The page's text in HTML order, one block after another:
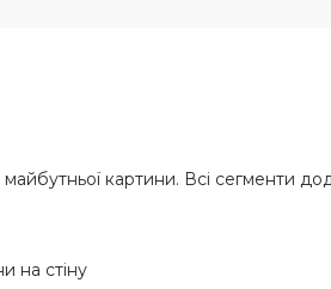
картини. Всі сегменти
на стіну